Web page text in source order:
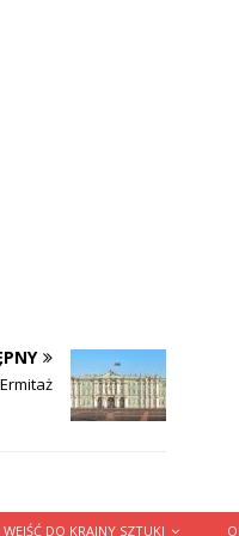
Ermitaż
DO KRAINY SZTUKI